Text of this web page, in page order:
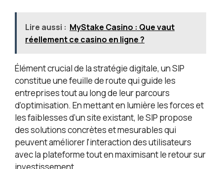
Lire aussi : MyStake Casino : Que vaut
réellement ce casino en ligne ?
Élément crucial de la stratégie digitale, un SIP
constitue une feuille de route qui guide les
entreprises tout au long de leur parcours
d’optimisation. En mettant en lumière les forces et
les faiblesses d’un site existant, le SIP propose
des solutions concrètes et mesurables qui
peuvent améliorer l’interaction des utilisateurs
avec la plateforme tout en maximisant le retour sur
investissement.